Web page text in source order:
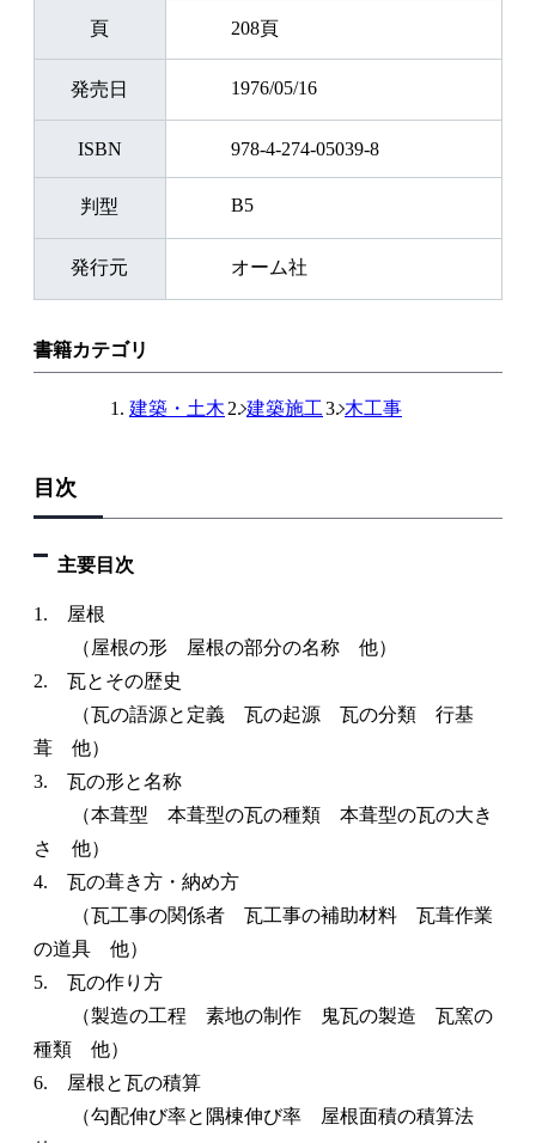
頁 208頁
発売日 1976/05/16
ISBN 978-4-274-05039-8
判型 B5
発行元 オーム社
書籍カテゴリ
建築・土木 建築施工 木工事
目次
主要目次
1. 屋根
（屋根の形 屋根の部分の名称 他）
2. 瓦とその歴史
（瓦の語源と定義 瓦の起源 瓦の分類 行基
葺 他）
3. 瓦の形と名称
（本葺型 本葺型の瓦の種類 本葺型の瓦の大き
さ 他）
4. 瓦の葺き方・納め方
（瓦工事の関係者 瓦工事の補助材料 瓦葺作業
の道具 他）
5. 瓦の作り方
（製造の工程 素地の制作 鬼瓦の製造 瓦窯の
種類 他）
6. 屋根と瓦の積算
（勾配伸び率と隅棟伸び率 屋根面積の積算法